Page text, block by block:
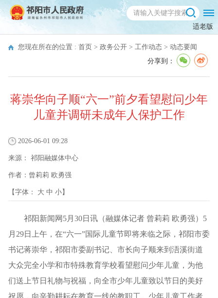
适老版
您现在所在的位置 : 首页 > 政务公开 > 工作动态 > 动态要闻
分享到：
蒋崇华向子顺“六一”前夕看望慰问少年
儿童并调研未成年人保护工作
2026-06-01 09:28
来源： 祁阳融媒体中心
作者： 曾莉莉 欧勇强
【字体： 大 中 小】
祁阳新闻网5月30日讯（融媒体记者 曾莉莉 欧勇强）5
月29日上午，在“六一”国际儿童节即将来临之际，祁阳市委
书记蒋崇华，祁阳市委副书记、市长向子顺来到浯溪街道
大众完全小学和市特殊教育学校看望慰问少年儿童，为他
们送上节日礼物与祝福，向全市少年儿童致以节日的美好
祝愿，向辛勤耕耘在教育一线的教职工、少年儿童工作者